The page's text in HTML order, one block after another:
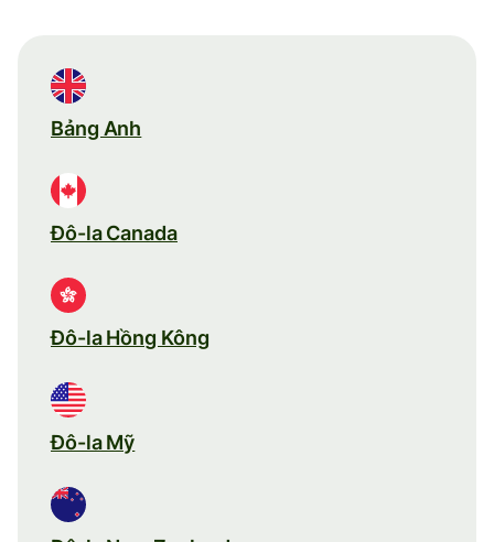
Bảng Anh
Đô-la Canada
Đô-la Hồng Kông
Đô-la Mỹ